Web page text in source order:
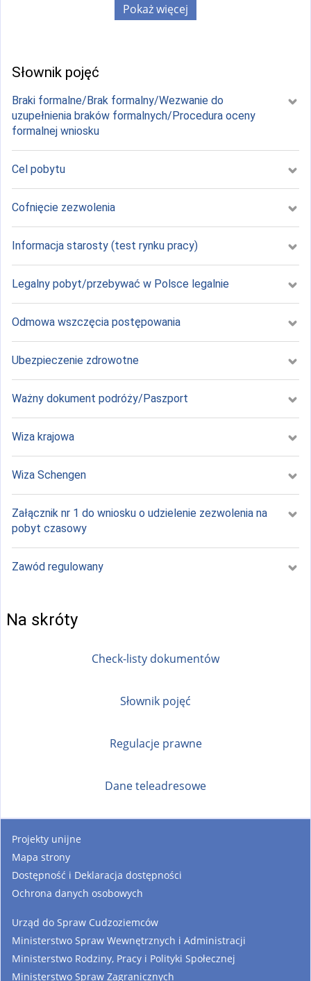
Pokaż więcej
Słownik pojęć
Braki formalne/Brak formalny/Wezwanie do
uzupełnienia braków formalnych/Procedura oceny
formalnej wniosku
Cel pobytu
Cofnięcie zezwolenia
Informacja starosty (test rynku pracy)
Legalny pobyt/przebywać w Polsce legalnie
Odmowa wszczęcia postępowania
Ubezpieczenie zdrowotne
Ważny dokument podróży/Paszport
Wiza krajowa
Wiza Schengen
Załącznik nr 1 do wniosku o udzielenie zezwolenia na
pobyt czasowy
Zawód regulowany
Na skróty
Check-listy dokumentów
Słownik pojęć
Regulacje prawne
Dane teleadresowe
Projekty unijne
Mapa strony
Dostępność i Deklaracja dostępności
Ochrona danych osobowych
Urząd do Spraw Cudzoziemców
Ministerstwo Spraw Wewnętrznych i Administracji
Ministerstwo Rodziny, Pracy i Polityki Społecznej
Ministerstwo Spraw Zagranicznych